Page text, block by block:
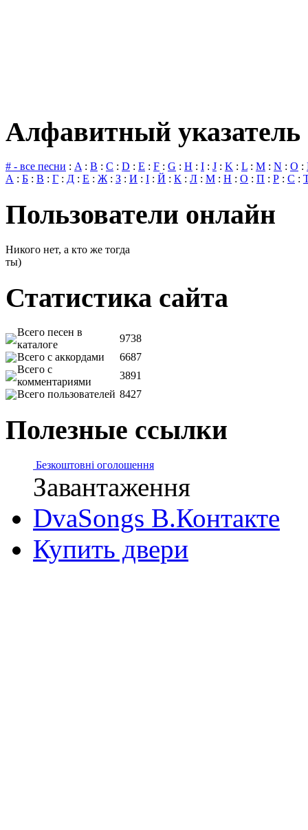
Алфавитный указатель
# - все песни : A: B : C : D : E : F : G : H : I : J : K : L : M : N : O :
А : Б : В : Г : Д : Е : Ж: З : И : І : Й : К : Л : М : Н : О : П : Р : С :
Пользователи онлайн
Никого нет, а кто же тогда
ты)
Статистика сайта
Всего песен в
каталоге
9738
Всего с аккордами
6687
Всего с
комментариями
3891
Всего пользователей 8427
Полезные ссылки
Безкоштовні оголошення
Завантаження
DvaSongs В.Контакте
Купить двери